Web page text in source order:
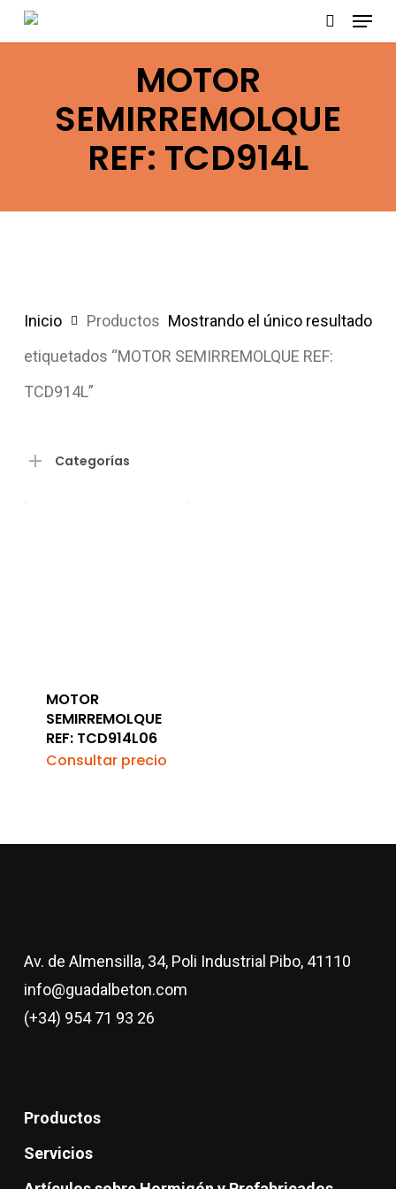
Skip
to
search
Menu
MOTOR
SEMIRREMOLQUE
REF: TCD914L
Mostrando el único resultado
Inicio
Productos
etiquetados “MOTOR SEMIRREMOLQUE REF:
TCD914L”
Categorías
MOTOR
SEMIRREMOLQUE
REF: TCD914L06
Consultar precio
Av. de Almensilla, 34, Poli Industrial Pibo, 41110
info@guadalbeton.com
(+34) 954 71 93 26
Productos
Servicios